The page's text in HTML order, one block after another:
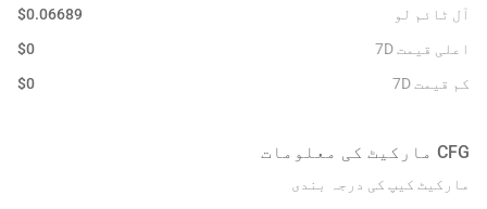
آل ٹائم لو
$0.06689
اعلی قیمت 7D
$0
کم قیمت 7D
$0
CFG مارکیٹ کی معلومات
مارکیٹ کیپ کی درجہ بندی